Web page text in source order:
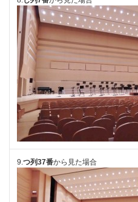
9.つ列37番から見た場合